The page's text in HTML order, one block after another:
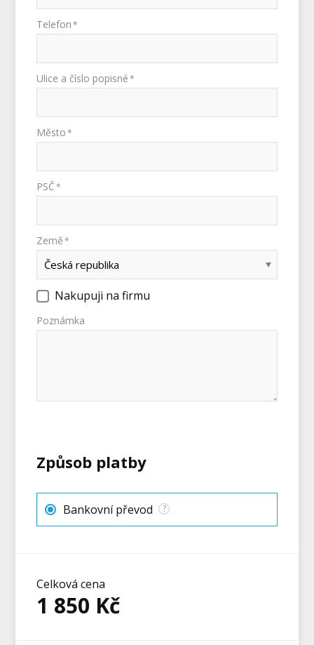
Telefon *
Ulice a číslo popisné *
Město *
PSČ *
Země *
Nakupuji na firmu
Poznámka
Způsob platby
Bankovní převod ?
Celková cena
1 850 Kč